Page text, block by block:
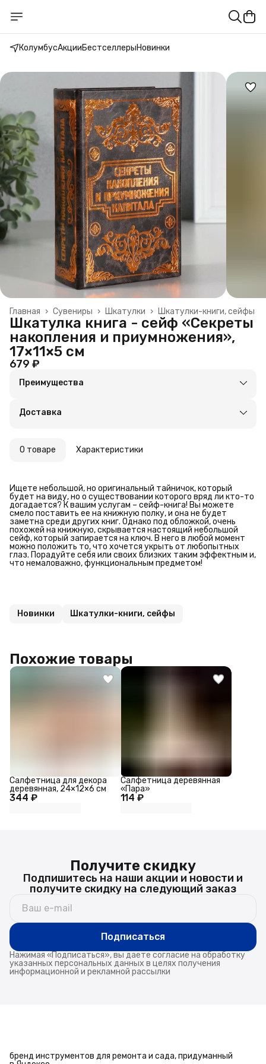
КолумбусАкцииБестселлерыНовинки
Шкатулки-книги, сейфы
Шкатулки ›
Сувениры ›
Главная ›
Шкатулка книга - сейф «Секреты
накопления и приумножения»,
17×11×5 см
679 ₽
Преимущества
Удобный возврат
Доставка
О товаре Характеристики
Ищете небольшой, но оригинальный тайничок, который
будет на виду, но о существовании которого вряд ли кто-то
догадается? К вашим услугам – сейф-книга! Вы можете
смело поставить ее на книжную полку, и она не будет
заметна среди других книг. Однако под обложкой, очень
похожей на книжную, скрывается настоящий небольшой
сейф, который запирается на ключ. В него в любой момент
можно положить то, что хочется укрыть от любопытных
глаз. Порадуйте себя или своих близких таким эффектным и,
что немаловажно, функциональным предметом!
Новинки Шкатулки-книги, сейфы
Похожие товары
344 ₽
Салфетница для декора
деревянная, 24×12×6 см
114 ₽
Салфетница деревянная
«Пара»
Получите скидку
Подпишитесь на наши акции и новости и
получите скидку на следующий заказ
Подписаться
Нажимая «Подписаться», вы даете согласие на обработку
указанных персональных данных в целях получения
информационной и рекламной рассылки
бренд инструментов для ремонта и сада, придуманный